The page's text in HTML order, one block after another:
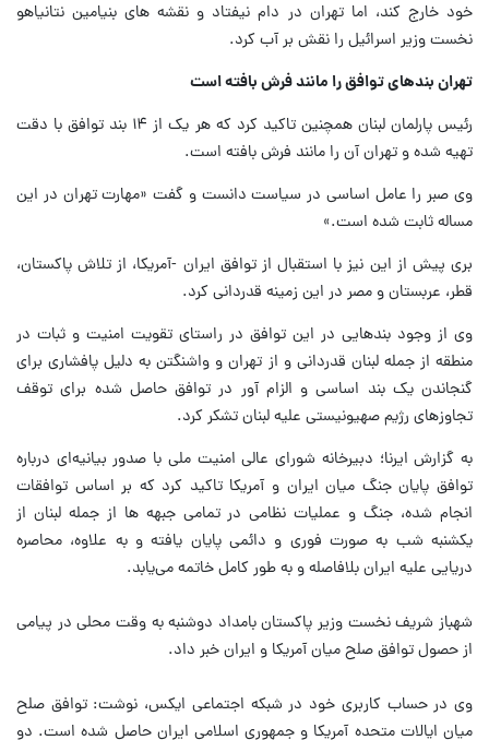
خود خارج کند، اما تهران در دام نیفتاد و نقشه های بنیامین نتانیاهو
نخست وزیر اسرائیل را نقش بر آب کرد.
تهران بندهای توافق را مانند فرش بافته است
رئیس پارلمان لبنان همچنین تاکید کرد که هر یک از ۱۴ بند توافق با دقت
تهیه شده و تهران آن را مانند فرش بافته است.
وی صبر را عامل اساسی در سیاست دانست و گفت «مهارت تهران در این
مساله ثابت شده است.»
بری پیش از این نیز با استقبال از توافق ایران -آمریکا، از تلاش پاکستان،
قطر، عربستان و مصر در این زمینه قدردانی کرد.
وی از وجود بندهایی در این توافق در راستای تقویت امنیت و ثبات در
منطقه از جمله لبنان قدردانی و از تهران و واشنگتن به دلیل پافشاری برای
گنجاندن یک بند اساسی و الزام آور در توافق حاصل شده برای توقف
تجاوزهای رژیم صهیونیستی علیه لبنان تشکر کرد.
به گزارش ایرنا؛ دبیرخانه شورای عالی امنیت ملی با صدور بیانیه‌ای درباره
توافق پایان جنگ میان ایران و آمریکا تاکید کرد که بر اساس توافقات
انجام شده، جنگ و عملیات نظامی در تمامی جبهه ها از جمله لبنان از
یکشنبه شب به صورت فوری و دائمی پایان یافته و به علاوه، محاصره
دریایی علیه ایران بلافاصله و به طور کامل خاتمه می‌یابد.
شهباز شریف نخست‌ وزیر پاکستان بامداد دوشنبه به وقت محلی در پیامی
از حصول توافق صلح میان آمریکا و ایران خبر داد.
وی در حساب کاربری خود در شبکه اجتماعی ایکس، نوشت: توافق صلح
میان ایالات متحده آمریکا و جمهوری اسلامی ایران حاصل شده است. دو